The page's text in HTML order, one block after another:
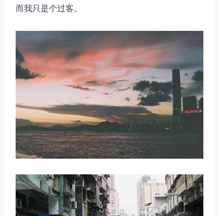
而我只是个过客。